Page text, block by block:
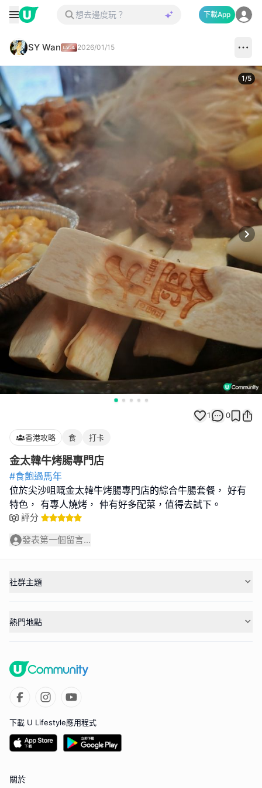
下載App
SY Wan 2026/01/15
1/5
1 0
香港攻略 食 打卡
金太韓牛烤腸專門店
#食飽過馬年
位於尖沙咀嘅金太韓牛烤腸專門店的綜合牛腸套餐， 好有
特色， 有專人燒烤， 仲有好多配菜，值得去試下。
評分
發表第一個留言...
社群主題
熱門地點
下載 U Lifestyle應用程式
關於